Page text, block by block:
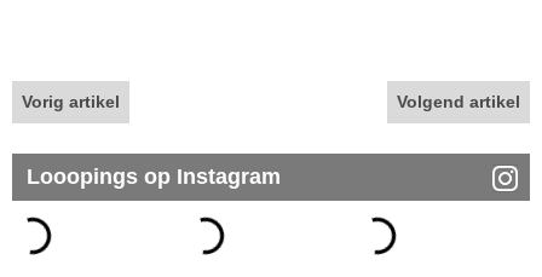
Vorig artikel Volgend artikel
Looopings op Instagram